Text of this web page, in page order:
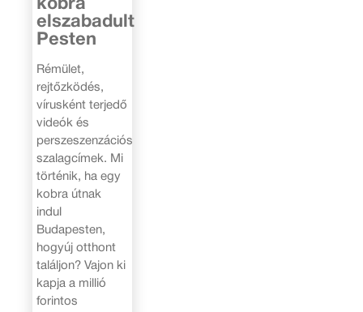
kobra
elszabadult
Pesten
Rémület,
rejtőzködés,
vírusként terjedő
videók és
perszeszenzációs
szalagcímek. Mi
történik, ha egy
kobra útnak
indul
Budapesten,
hogyúj otthont
találjon? Vajon ki
kapja a millió
forintos